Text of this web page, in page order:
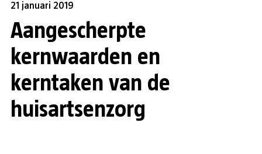
21 januari 2019
Aangescherpte
kernwaarden en
kerntaken van de
huisartsenzorg